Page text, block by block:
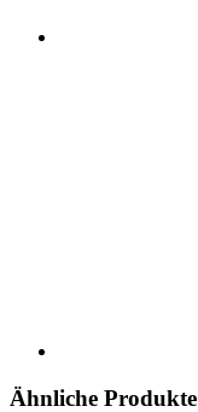
Ähnliche Produkte